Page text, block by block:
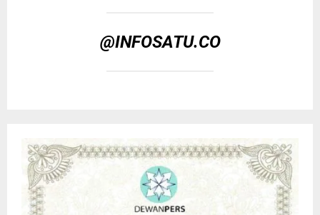
@INFOSATU.CO